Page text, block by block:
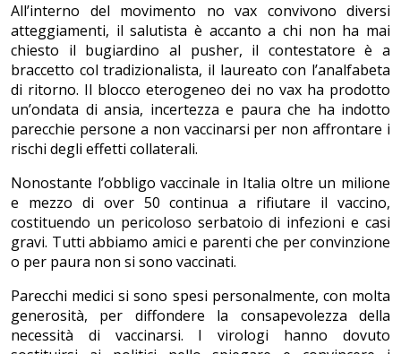
All’interno del movimento no vax convivono diversi
atteggiamenti, il salutista è accanto a chi non ha mai
chiesto il bugiardino al pusher, il contestatore è a
braccetto col tradizionalista, il laureato con l’analfabeta
di ritorno. Il blocco eterogeneo dei no vax ha prodotto
un’ondata di ansia, incertezza e paura che ha indotto
parecchie persone a non vaccinarsi per non affrontare i
rischi degli effetti collaterali.
Nonostante l’obbligo vaccinale in Italia oltre un milione
e mezzo di over 50 continua a rifiutare il vaccino,
costituendo un pericoloso serbatoio di infezioni e casi
gravi. Tutti abbiamo amici e parenti che per convinzione
o per paura non si sono vaccinati.
Parecchi medici si sono spesi personalmente, con molta
generosità, per diffondere la consapevolezza della
necessità di vaccinarsi. I virologi hanno dovuto